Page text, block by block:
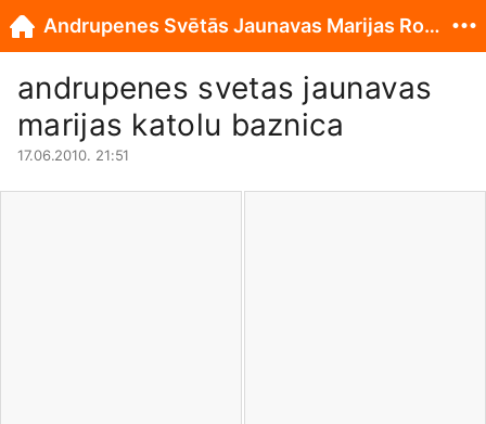
andrupenes svetas jaunavas
marijas katolu baznica
17.06.2010. 21:51
Andrupenes Svētās Jaunavas Marijas Romas katoļu baznīca